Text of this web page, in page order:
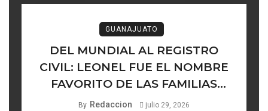
GUANAJUATO
DEL MUNDIAL AL REGISTRO
CIVIL: LEONEL FUE EL NOMBRE
FAVORITO DE LAS FAMILIAS
By Redaccion julio 29, 2026